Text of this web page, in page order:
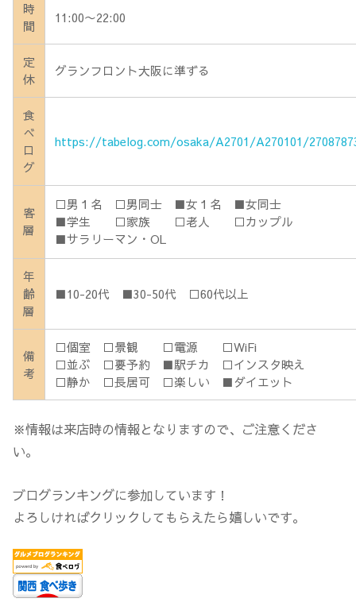
時
間
11:00〜22:00
定
休
グランフロント大阪に準ずる
食
べ
ロ
グ
https://tabelog.com/osaka/A2701/A270101/
客
層
□男１名 □男同士 ■女１名 ■女同士
■学生 □家族 □老人 □カップル
■サラリーマン・OL
年
齢
層
■10-20代 ■30-50代 □60代以上
備
考
□個室 □景観 □電源 □WiFi
□並ぶ □要予約 ■駅チカ □インスタ映え
□静か □長居可 □楽しい ■ダイエット
※情報は来店時の情報となりますので、ご注意くださ
い。
ブログランキングに参加しています！
よろしければクリックしてもらえたら嬉しいです。